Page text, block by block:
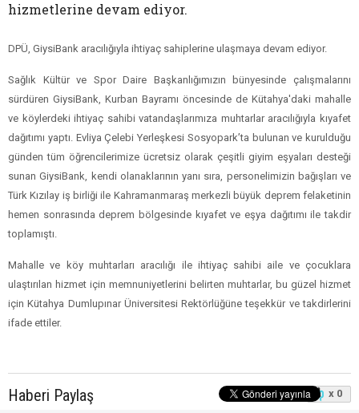
hizmetlerine devam ediyor.
DPÜ, GiysiBank aracılığıyla ihtiyaç sahiplerine ulaşmaya devam ediyor.
Sağlık Kültür ve Spor Daire Başkanlığımızın bünyesinde çalışmalarını
sürdüren GiysiBank, Kurban Bayramı öncesinde de Kütahya'daki mahalle
ve köylerdeki ihtiyaç sahibi vatandaşlarımıza muhtarlar aracılığıyla kıyafet
dağıtımı yaptı. Evliya Çelebi Yerleşkesi Sosyopark’ta bulunan ve kurulduğu
günden tüm öğrencilerimize ücretsiz olarak çeşitli giyim eşyaları desteği
sunan GiysiBank, kendi olanaklarının yanı sıra, personelimizin bağışları ve
Türk Kızılay iş birliği ile Kahramanmaraş merkezli büyük deprem felaketinin
hemen sonrasında deprem bölgesinde kıyafet ve eşya dağıtımı ile takdir
toplamıştı.
Mahalle ve köy muhtarları aracılığı ile ihtiyaç sahibi aile ve çocuklara
ulaştırılan hizmet için memnuniyetlerini belirten muhtarlar, bu güzel hizmet
için Kütahya Dumlupınar Üniversitesi Rektörlüğüne teşekkür ve takdirlerini
ifade ettiler.
Haberi Paylaş x 0